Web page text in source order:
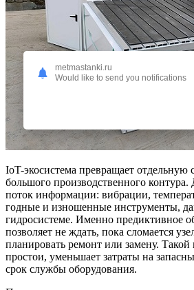
IoT-экосистема превращает отдельную
большого производственного
поток информации: вибрации,
годные и изношенные инструменты,
гидросистеме. Именно предиктивное
позволяет не ждать, пока сломается
планировать ремонт или замену. Такой
простои, уменьшает затраты на
срок службы оборудования.
metmastanki.ru
Would like to send you notifications